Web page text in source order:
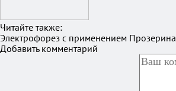
Читайте также:
Электрофорез с применением Прозерина
Добавить комментарий